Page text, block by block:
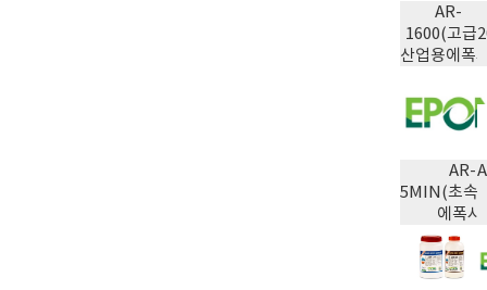
AR-
1600(고급
산업용에폭
AR-
5MIN(초속
에폭시)